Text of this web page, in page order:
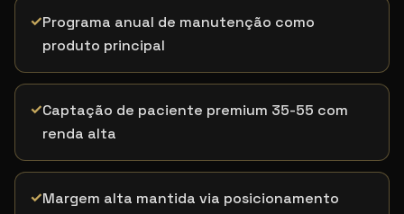
✓Programa anual de manutenção como
produto principal
✓Captação de paciente premium 35-55 com
renda alta
✓Margem alta mantida via posicionamento